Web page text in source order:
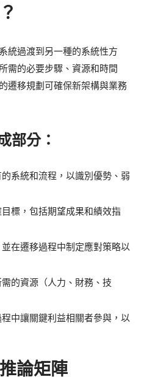
統過渡到另一種的系統性方
需的必要步驟、資源和時間
遷移規劃可確保新架構與業務
部分：
的系統和流程，以識別優勢、弱
目標，包括期望成果和績效指
並在遷移過程中制定應對策略以
需的資源（人力、財務、技
程中讓關鍵利益相關者參與，以
論矩陣